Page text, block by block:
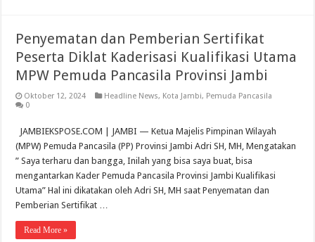
Penyematan dan Pemberian Sertifikat
Peserta Diklat Kaderisasi Kualifikasi Utama
MPW Pemuda Pancasila Provinsi Jambi
Oktober 12, 2024 Headline News, Kota Jambi, Pemuda Pancasila
0
JAMBIEKSPOSE.COM | JAMBI — Ketua Majelis Pimpinan Wilayah
(MPW) Pemuda Pancasila (PP) Provinsi Jambi Adri SH, MH, Mengatakan
” Saya terharu dan bangga, Inilah yang bisa saya buat, bisa
mengantarkan Kader Pemuda Pancasila Provinsi Jambi Kualifikasi
Utama” Hal ini dikatakan oleh Adri SH, MH saat Penyematan dan
Pemberian Sertifikat …
Read More »